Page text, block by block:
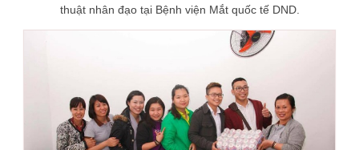
thuật nhân đạo tại Bệnh viện Mắt quốc tế DND.